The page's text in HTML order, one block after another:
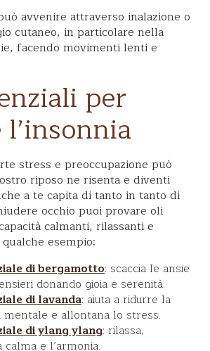
avvenire attraverso inalazione o
cutaneo, in particolare nella
facendo movimenti lenti e
per
stress e preoccupazione può
riposo ne risenta e diventi
a te capita di tanto in tanto di
occhio puoi provare oli
calmanti, rilassanti e
esempio:
di bergamotto: scaccia le ansie
donando gioia e serenità.
di lavanda: aiuta a ridurre la
mentale e allontana lo stress.
di ylang ylang: rilassa,
e l’armonia.